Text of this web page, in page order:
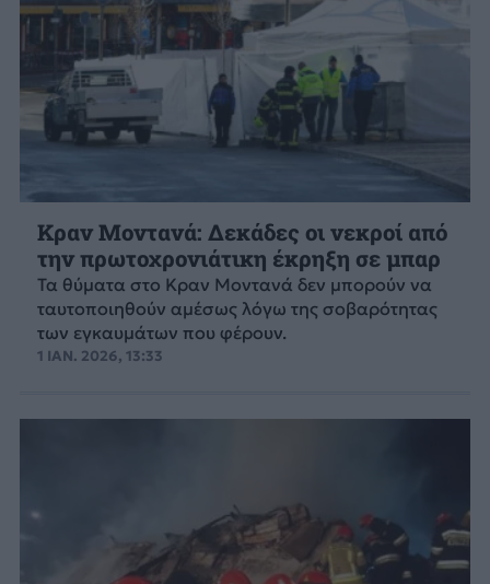
Κραν Μοντανά: Δεκάδες οι νεκροί από
την πρωτοχρονιάτικη έκρηξη σε μπαρ
Τα θύματα στο Κραν Μοντανά δεν μπορούν να
ταυτοποιηθούν αμέσως λόγω της σοβαρότητας
των εγκαυμάτων που φέρουν.
1 ΙΑΝ. 2026, 13:33